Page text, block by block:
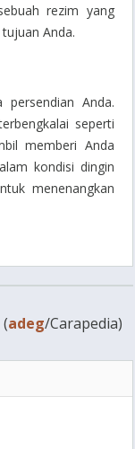
rezim yang
Anda.
Anda.
seperti
memberi Anda
kondisi dingin
menenangkan
(adeg/Carapedia)